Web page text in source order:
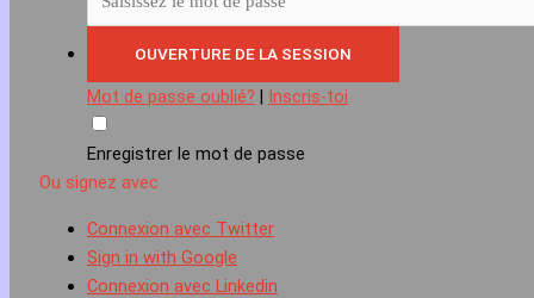
Mot de passe oublié? Inscris-toi
Enregistrer le mot de passe
Ou signez avec
Connexion avec Twitter
Sign in with Google
Connexion avec Linkedin